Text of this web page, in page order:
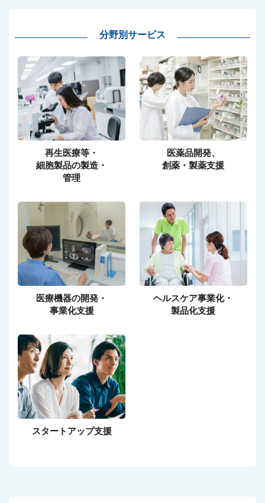
分野別サービス
再生医療等・
細胞製品の製造・
管理
医薬品開発、
創薬・製薬支援
医療機器の開発・
事業化支援
ヘルスケア事業化・
製品化支援
スタートアップ支援